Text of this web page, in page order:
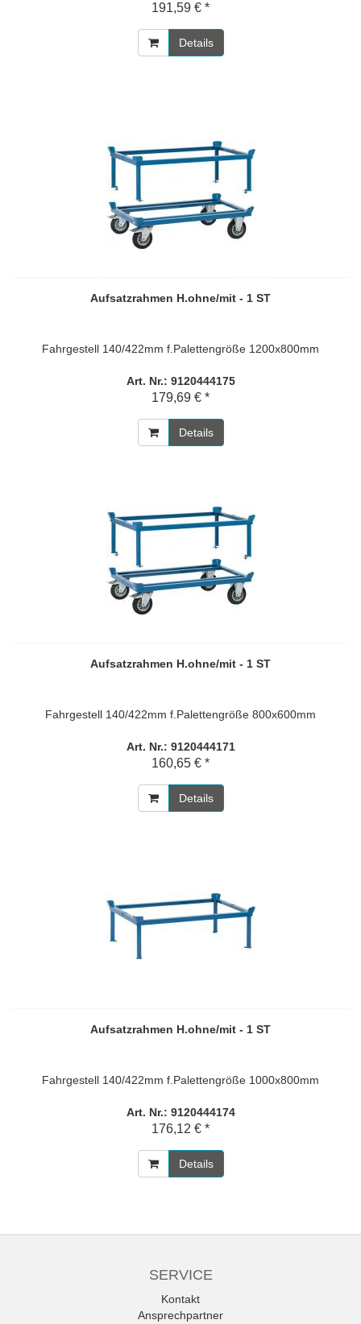
191,59 € *
Details
Aufsatzrahmen H.ohne/mit - 1 ST
Fahrgestell 140/422mm f.Palettengröße 1200x800mm
Art. Nr.: 9120444175
179,69 € *
Details
Aufsatzrahmen H.ohne/mit - 1 ST
Fahrgestell 140/422mm f.Palettengröße 800x600mm
Art. Nr.: 9120444171
160,65 € *
Details
Aufsatzrahmen H.ohne/mit - 1 ST
Fahrgestell 140/422mm f.Palettengröße 1000x800mm
Art. Nr.: 9120444174
176,12 € *
Details
SERVICE
Kontakt
Ansprechpartner